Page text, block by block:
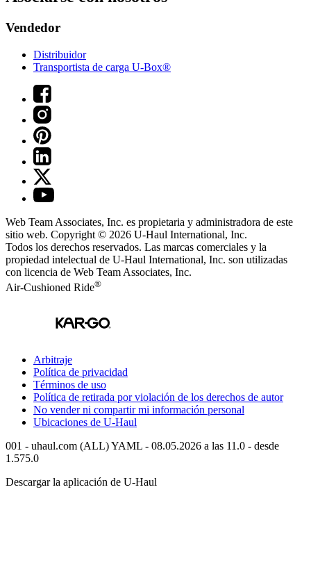
Vendedor
Distribuidor
Transportista de carga U-Box®
Web Team Associates, Inc. es propietaria y administradora de este
sitio web. Copyright © 2026 U-Haul International, Inc.
Todos los derechos reservados. Las marcas comerciales y la
propiedad intelectual de U-Haul International, Inc. son utilizadas
con licencia de Web Team Associates, Inc.
Air-Cushioned Ride®
Arbitraje
Política de privacidad
Términos de uso
Política de retirada por violación de los derechos de autor
No vender ni compartir mi información personal
Ubicaciones de U-Haul
001 - uhaul.com (ALL) YAML - 08.05.2026 a las 11.0 - desde
1.575.0
Descargar la aplicación de U-Haul